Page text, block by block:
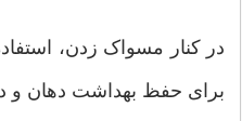
در کنار مسواک زدن،
برای حفظ بهداشت دهان و